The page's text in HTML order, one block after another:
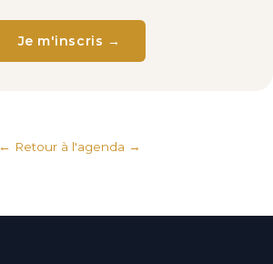
Je m'inscris →
← Retour à l'agenda